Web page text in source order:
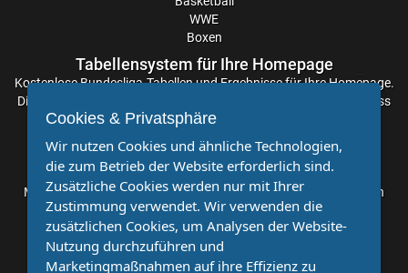
1
Ergebnisse
Ligue
Tabelle
WWE
Boxen
Tabellensystem für Ihre Homepage
KostenloseBundesliga-Tabellenund Ergebnisse für Ihre Homepage.
Die Aktualisierung der Ergebnisse erfolgt alle paar Minuten, sodass
Sie stets auf dem Laufenden sind. Einfache und schnelle
Partnervereine
Möchten Sie, dass auch Ihr Verein mehr Beachtung findet? Dann
sind Sie bei uns genau richtig. Wir suchen Ihren Verein für eine
kostenlose Kooperation. Veröffentlichen Sie Ihre Spielberichte,
Sportnachrichten und Aufrufe bei uns!
Cookies & Privatsphäre
Wir nutzen Cookies und ähnliche Technologien,
die zum Betrieb der Website erforderlich sind.
Zusätzliche Cookies werden nur mit Ihrer
Zustimmung verwendet. Wir verwenden die
zusätzlichen Cookies, um Analysen der Website-
Nutzung durchzuführen und
Marketingmaßnahmen auf ihre Effizienz zu